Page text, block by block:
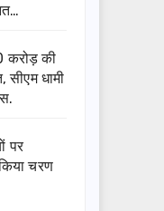
करोड़ की
सीएम धामी
पर
चरण